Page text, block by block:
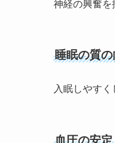
神経の興奮を
睡眠の質
入眠しやす
血圧の安定